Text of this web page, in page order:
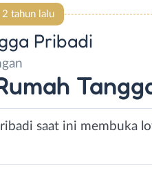
tahun lalu
Pribadi
saat ini membuka